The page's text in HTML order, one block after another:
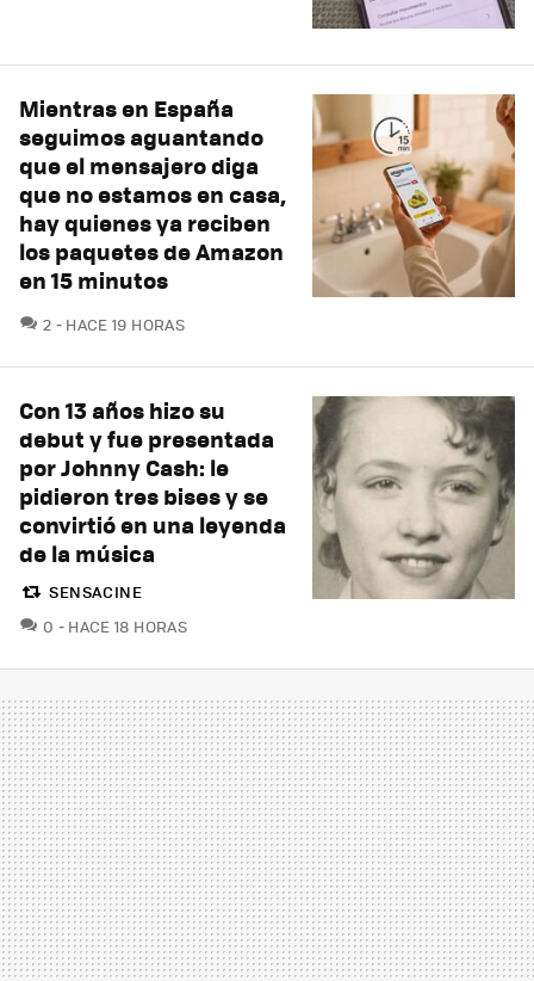
Mientras en España
seguimos aguantando
que el mensajero diga
que no estamos en casa,
hay quienes ya reciben
los paquetes de Amazon
en 15 minutos
2 COMENTARIOS
HACE 19 HORAS
Con 13 años hizo su
debut y fue presentada
por Johnny Cash: le
pidieron tres bises y se
convirtió en una leyenda
de la música
SENSACINE
0 COMENTARIOS
HACE 18 HORAS